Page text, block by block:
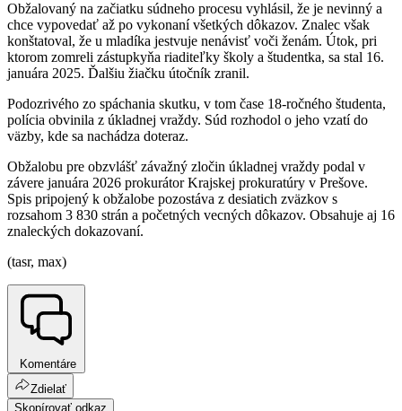
Obžalovaný na začiatku súdneho procesu vyhlásil, že je nevinný a
chce vypovedať až po vykonaní všetkých dôkazov. Znalec však
konštatoval, že u mladíka jestvuje nenávisť voči ženám. Útok, pri
ktorom zomreli zástupkyňa riaditeľky školy a študentka, sa stal 16.
januára 2025. Ďalšiu žiačku útočník zranil.
Podozrivého zo spáchania skutku, v tom čase 18-ročného študenta,
polícia obvinila z úkladnej vraždy. Súd rozhodol o jeho vzatí do
väzby, kde sa nachádza doteraz.
Obžalobu pre obzvlášť závažný zločin úkladnej vraždy podal v
závere januára 2026 prokurátor Krajskej prokuratúry v Prešove.
Spis pripojený k obžalobe pozostáva z desiatich zväzkov s
rozsahom 3 830 strán a početných vecných dôkazov. Obsahuje aj 16
znaleckých dokazovaní.
(tasr, max)
Komentáre
Zdielať
Skopírovať odkaz